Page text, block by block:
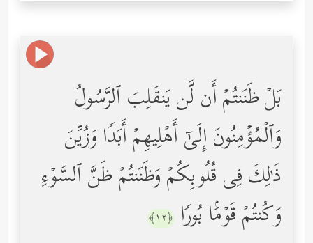
بَلۡ ظَنَنتُمۡ أَن لَّن یَنقَلِبَ ٱلرَّسُولُ
وَٱلۡمُؤۡمِنُونَ إِلَىٰۤ أَهۡلِیهِمۡ أَبَدࣰا وَزُیِّنَ
ذَ ٰ⁠لِكَ فِی قُلُوبِكُمۡ وَظَنَنتُمۡ ظَنَّ ٱلسَّوۡءِ
وَكُنتُمۡ قَوۡمَۢا بُورࣰا ﴿١٢﴾